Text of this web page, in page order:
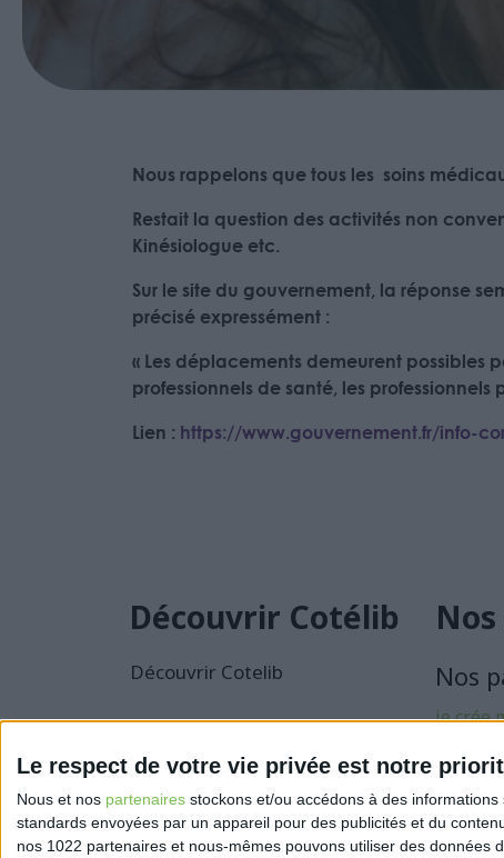
Le respect de votre vie privée est notre
Nous et nos partenaires stockons et/ou accédons à des
standards envoyées par un appareil pour des publicités et du
nos 1022 partenaires et nous-mêmes pouvons utiliser des données
Nous rappelons que tous les soins
Restait la question des activités non
Kinésiologue etc.
Sur le site du gouvernement, la réponse
précisé expressément :
« Les déplacements demeurent possibles
professionnels de santé, les
Lien : https://www.gouvernement.fr/info-
Découvrir Cotélib
Découvrir Cotelib Nos
je crée
Je
activité